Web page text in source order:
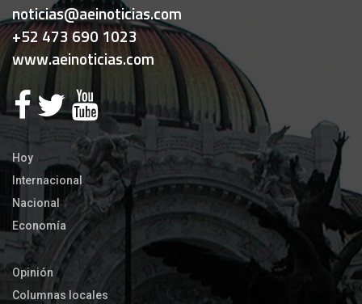
noticias@aeinoticias.com
+52 473 690 1023
www.aeinoticias.com
Hoy
Internacional
Nacional
Economía
Opinión
Columnas locales